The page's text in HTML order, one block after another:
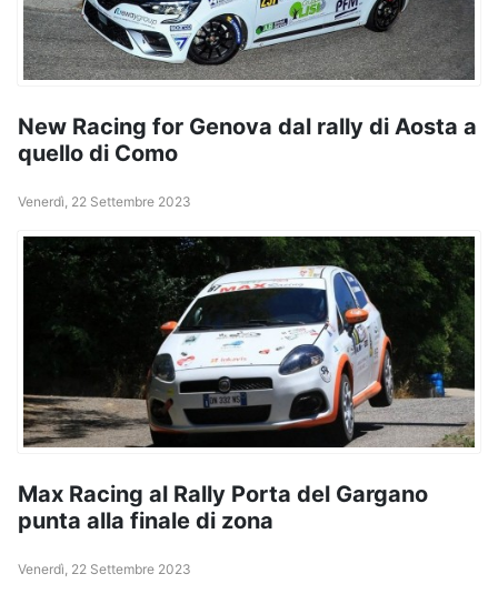
New Racing for Genova dal rally di Aosta a
quello di Como
Venerdì, 22 Settembre 2023
Max Racing al Rally Porta del Gargano
punta alla finale di zona
Venerdì, 22 Settembre 2023